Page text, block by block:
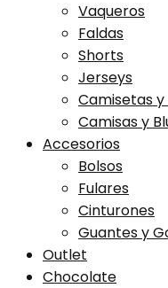
Vaqueros
Faldas
Shorts
Jerseys
Camisetas y
Camisas y
Accesorios
Bolsos
Fulares
Cinturones
Guantes y
Outlet
Chocolate